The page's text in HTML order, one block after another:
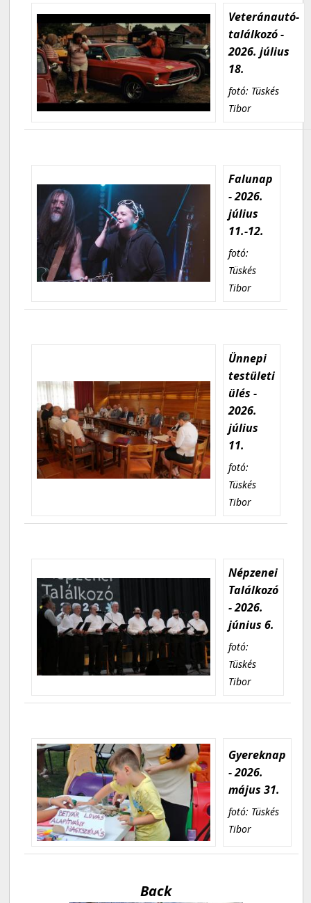
Veteránautó-
találkozó -
2026. július
18.
fotó: Tüskés
Tibor
Falunap
- 2026.
július
11.-12.
fotó:
Tüskés
Tibor
Ünnepi
testületi
ülés -
2026.
július
11.
fotó:
Tüskés
Tibor
Népzenei
Találkozó
- 2026.
június 6.
fotó:
Tüskés
Tibor
Gyereknap
- 2026.
május 31.
fotó: Tüskés
Tibor
Back